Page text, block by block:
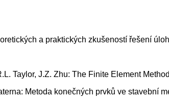
a praktických zkušeností řešení
Taylor, J.Z. Zhu: The Finite Element
Metoda konečných prvků ve stavební